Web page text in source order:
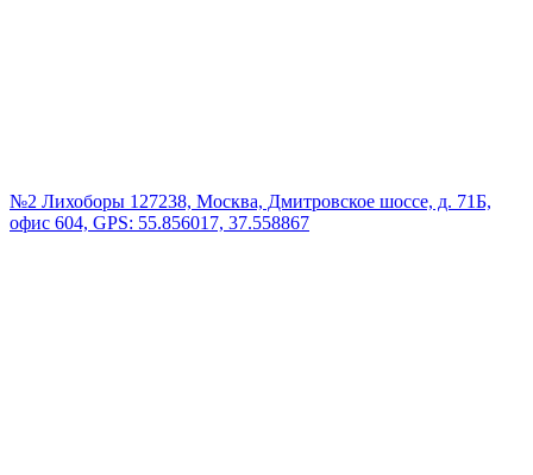
№2 Лихоборы 127238, Москва, Дмитровское шоссе, д. 71Б,
офис 604, GPS: 55.856017, 37.558867